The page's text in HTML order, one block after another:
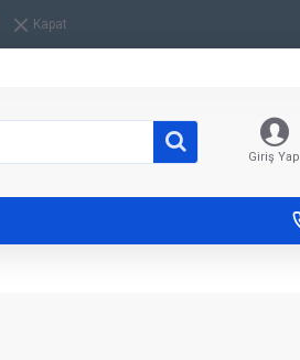
Kapat
Giriş Yap